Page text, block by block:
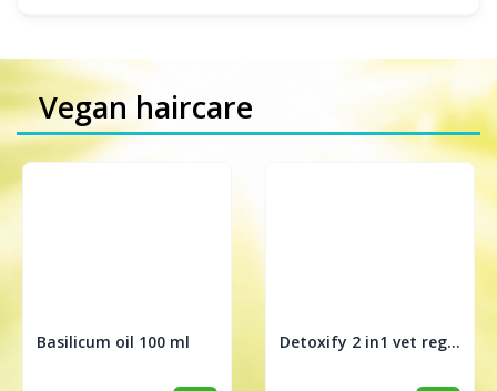
Vegan haircare
Basilicum oil 100 ml Detoxify 2 in1 vet regulerende treatment 200ml